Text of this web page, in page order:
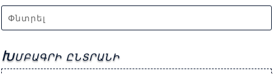
Խմբագրի ընտրանի